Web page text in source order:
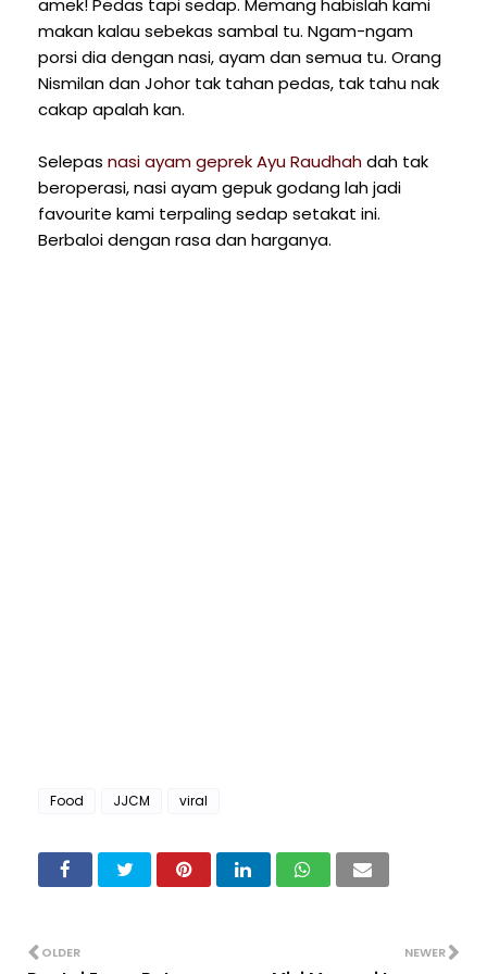
amek! Pedas tapi sedap. Memang habislah kami
makan kalau sebekas sambal tu. Ngam-ngam
porsi dia dengan nasi, ayam dan semua tu. Orang
Nismilan dan Johor tak tahan pedas, tak tahu nak
cakap apalah kan.
Selepas nasi ayam geprek Ayu Raudhahdah tak
beroperasi, nasi ayam gepuk godang lah jadi
favourite kami terpaling sedap setakat ini.
Berbaloi dengan rasa dan harganya.
Food JJCM viral
NEWER
OLDER